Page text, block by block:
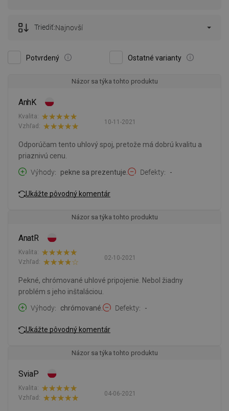
Potvrdený Ostatné varianty
Triediť:Najnovší
Názor sa týka tohto produktu
AnhK
10-11-2021
Kvalita:
Vzhľad:
Odporúčam tento uhlový spoj, pretože má dobrú kvalitu a
priaznivú cenu.
Výhody
pekne sa prezentuje. Defekty -
Ukážte pôvodný komentár
Názor sa týka tohto produktu
AnatR
02-10-2021
Kvalita:
Vzhľad:
Pekné, chrómované uhlové pripojenie. Nebol žiadny
problém s jeho inštaláciou.
Výhody
chrómované. Defekty -
Ukážte pôvodný komentár
Názor sa týka tohto produktu
SviaP
04-06-2021
Kvalita:
Vzhľad: